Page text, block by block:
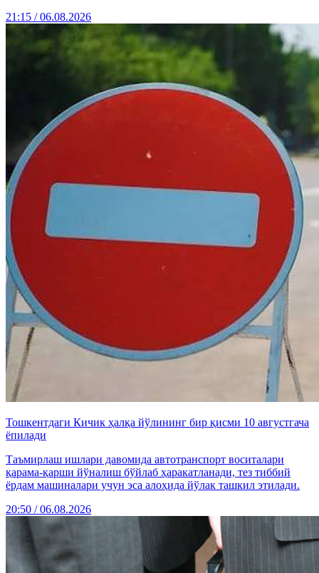
21:15 / 06.08.2026
Тошкентдаги Кичик ҳалқа йўлининг бир қисми 10 августгача
ёпилади
Таъмирлаш ишлари давомида автотранспорт воситалари
қарама-қарши йўналиш бўйлаб ҳаракатланади, тез тиббий
ёрдам машиналари учун эса алоҳида йўлак ташкил этилади.
20:50 / 06.08.2026